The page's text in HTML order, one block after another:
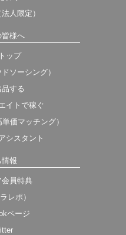
人限定）
皆様へ
ップ
ソーシング）
する
イトで稼ぐ
価マッチング）
シスタント
情報
員特典
レポ）
ページ